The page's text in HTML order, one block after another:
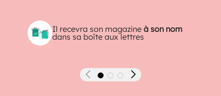
Il recevra son magazineà son nom
dans sa boîte aux lettres
Précédent Suivant